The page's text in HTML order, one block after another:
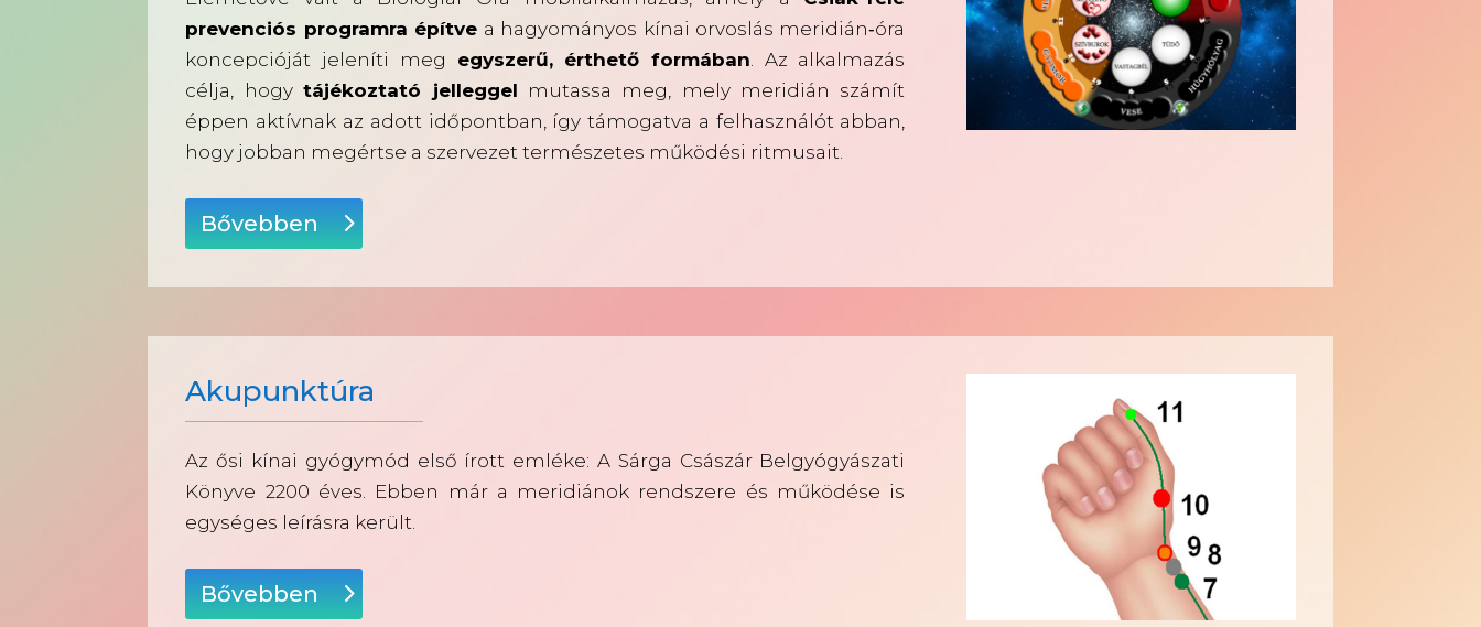
prevenciós programra építve a hagyományos kínai orvoslás meridián‑óra
koncepcióját jeleníti meg egyszerű, érthető formában. Az alkalmazás
célja, hogytájékoztató jelleggel mutassa meg, mely meridián számít
éppen aktívnak az adott időpontban, így támogatva a felhasználót abban,
hogy jobban megértse a szervezet természetes működési ritmusait.
Bővebben
Akupunktúra
Az ősi kínai gyógymód első írott emléke: A Sárga Császár Belgyógyászati
Könyve 2200 éves. Ebben már a meridiánok rendszere és működése is
egységes leírásra került.
Bővebben